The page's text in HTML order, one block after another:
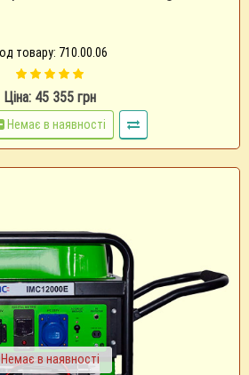
товару: 710.00.06
Ціна: 45 355 грн
Немає в наявності
Немає в наявності